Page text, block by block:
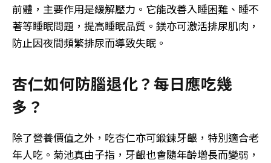
前體，主要作用是緩解壓力。它能改善入睡困難、睡不
著等睡眠問題，提高睡眠品質。鎂亦可激活排尿肌肉，
防止因夜間頻繁排​​尿而導致失眠。
杏仁如何防腦退化？每日應吃幾
多？
除了營養價值之外，吃杏仁亦可鍛鍊牙齦，特別適合老
年人吃。菊池真由子指，牙齦也會隨年齡增長而變弱，